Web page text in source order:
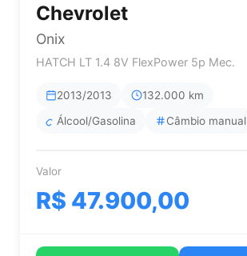
Chevrolet
Onix
HATCH LT 1.4 8V FlexPower 5p Mec.
2013/2013
132.000 km
Álcool/Gasolina
Câmbio manual
Valor
R$ 47.900,00